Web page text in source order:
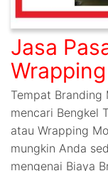
Jasa
Tempat Branding
mencari Bengkel
atau Wrapping
mungkin Anda
mengenai Biaya